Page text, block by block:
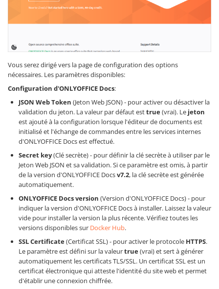
Vous serez dirigé vers la page de configuration des options
nécessaires. Les paramètres disponibles:
Configuration d'ONLYOFFICE Docs:
JSON Web Token (Jeton Web JSON) - pour activer ou désactiver la
validation du jeton. La valeur par défaut esttrue(vrai). Le jeton
est ajouté à la configuration lorsque l'éditeur de documents est
initialisé et l'échange de commandes entre les services internes
d'ONLYOFFICE Docs est effectué.
Secret key(Clé secrète) - pour définir la clé secrète à utiliser par le
Jeton Web JSON et sa validation. Si ce paramètre est omis, à partir
de la version d'ONLYOFFICE Docsv7.2, la clé secrète est générée
automatiquement.
ONLYOFFICE Docs version (Version d'ONLYOFFICE Docs) - pour
indiquer la version d'ONLYOFFICE Docs à installer. Laissez la valeur
vide pour installer la version la plus récente. Vérifiez toutes les
versions disponibles sur Docker Hub.
SSL Certificate(Certificat SSL) - pour activer le protocole HTTPS.
Le paramètre est défini sur la valeurtrue(vrai) et sert à générer
automatiquement les certificats TLS/SSL. Un certificat SSL est un
certificat électronique qui atteste l'identité du site web et permet
d'établir une connexion chiffrée.